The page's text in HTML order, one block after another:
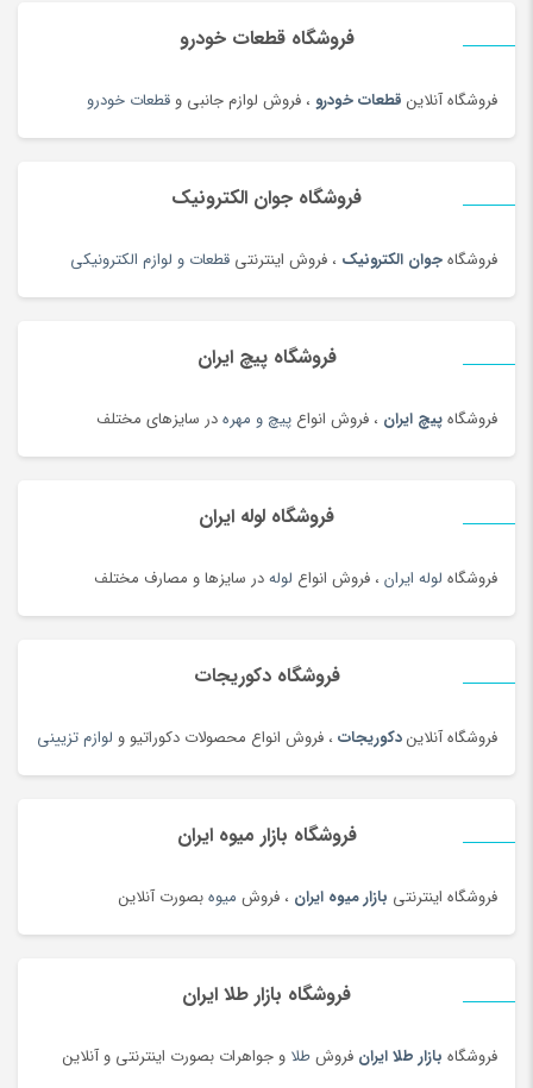
حبوبات و سویا
حلقه و انگشتر طلای زنانه(127)
حلواشکری، ارده و کنجد(92)
حوله و وسایل حمام(181)
حیوانات خانگی، غذا و لوازم(326)
خاتم، منبت، حصیری و چوبی (173)
خامه (100)
خانه و کاشانه بومی محلی(100)
خواب و حمام (29)
خوار و بار(1206)
خودکار و روان نویس
خوراکی های بومی محلی
دخترانه
دریل، پیچ گوشتی برقی و شارژی
(202)
دستگاه تمیز کننده لیزری(3)
فروشگاه قطعات خودرو
فروشگاه آنلاین قطعات خودرو ، فروش لوازم جانبی و قطعات خودرو
فروشگاه جوان الکترونیک
فروشگاهجوان الکترونیک ، فروش اینترنتی قطعات و لوازم الکترونیکی
فروشگاه پیچ ایران
فروشگاهپیچ ایران ، فروش انواع پیچ و مهرهدر سایزهای مختلف
فروشگاه لوله ایران
فروشگاه لوله ایران ، فروش انواع لولهدر سایزها و مصارف مختلف
فروشگاه دکوریجات
فروشگاه آنلایندکوریجات ، فروش انواع محصولات دکوراتیو و لوازم تزیینی
فروشگاه بازار میوه ایران
فروشگاه اینترنتی بازار میوه ایران ، فروش میوهبصورت آنلاین
فروشگاه بازار طلا ایران
فروشگاه بازار طلا ایران فروشطلا و جواهرات بصورت اینترنتی و آنلاین